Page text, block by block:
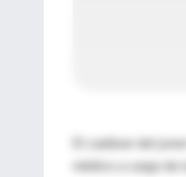
El cadáver del
médico a cargo